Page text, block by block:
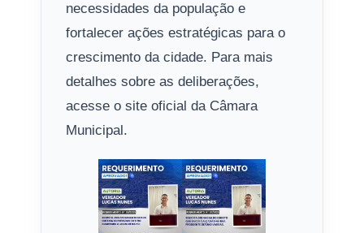
necessidades da população e
fortalecer ações estratégicas para o
crescimento da cidade. Para mais
detalhes sobre as deliberações,
acesse o site oficial da Câmara
Municipal.